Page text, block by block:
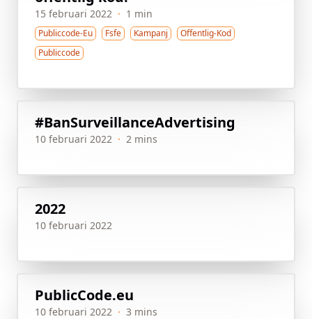
15 februari 2022 · 1 min
Publiccode-Eu Fsfe Kampanj
Offentlig-Kod
Publiccode
#BanSurveillanceAdvertising
10 februari 2022 · 2 mins
2022
10 februari 2022
PublicCode.eu
10 februari 2022 · 3 mins